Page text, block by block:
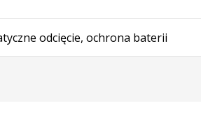
odcięcie, ochrona baterii